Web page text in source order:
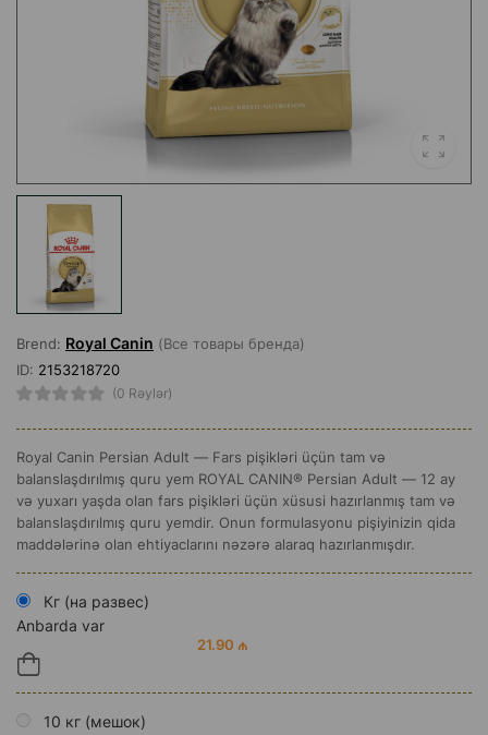
Brend: Royal Canin (Все товары бренда)
ID: 2153218720
(0 Rəylər)
Royal Canin Persian Adult — Fars pişikləri üçün tam və
balanslaşdırılmış quru yem ROYAL CANIN® Persian Adult — 12 ay
və yuxarı yaşda olan fars pişikləri üçün xüsusi hazırlanmış tam və
balanslaşdırılmış quru yemdir. Onun formulasyonu pişiyinizin qida
maddələrinə olan ehtiyaclarını nəzərə alaraq hazırlanmışdır.
Кг (на развес)
Anbarda var
21.90 ₼
10 кг (мешок)